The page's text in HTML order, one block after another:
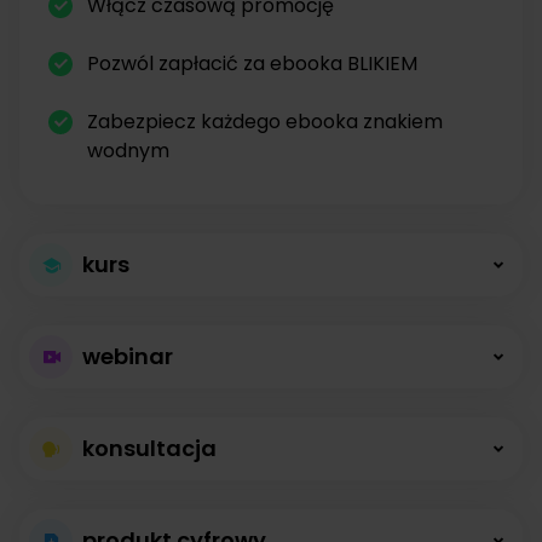
Pozwól zapłacić za ebooka BLIKIEM
Zabezpiecz każdego ebooka znakiem
wodnym
kurs
kursów
Kursy online z modułami, lekcjami, nagraniami i
opisami dostępne od zaraz.
webinar
bez limitów
konsultacja